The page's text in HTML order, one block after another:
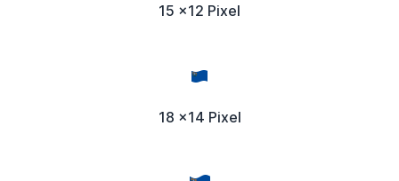
15 x12 Pixel
18 x14 Pixel